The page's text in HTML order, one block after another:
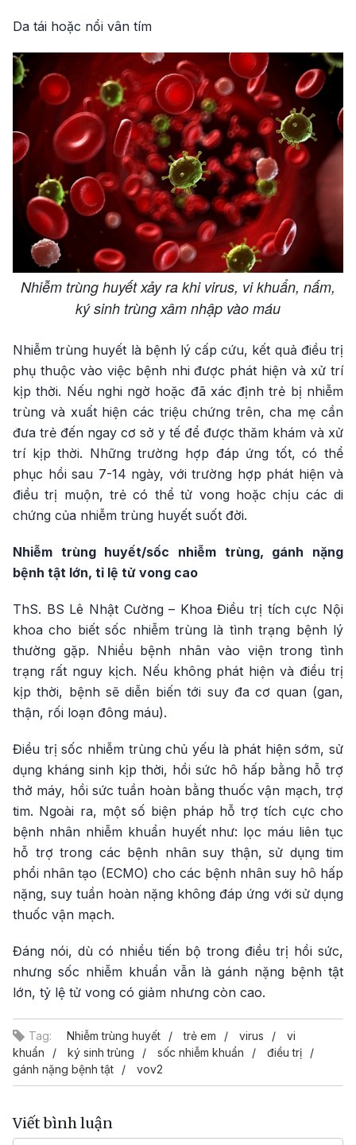
Da tái hoặc nổi vân tím
Nhiễm trùng huyết xảy ra khi virus, vi khuẩn, nấm,
ký sinh trùng xâm nhập vào máu
Nhiễm trùng huyết là bệnh lý cấp cứu, kết quả điều trị
phụ thuộc vào việc bệnh nhi được phát hiện và xử trí
kịp thời. Nếu nghi ngờ hoặc đã xác định trẻ bị nhiễm
trùng và xuất hiện các triệu chứng trên, cha mẹ cần
đưa trẻ đến ngay cơ sở y tế để được thăm khám và xử
trí kịp thời. Những trường hợp đáp ứng tốt, có thể
phục hồi sau 7-14 ngày, với trường hợp phát hiện và
điều trị muộn, trẻ có thể tử vong hoặc chịu các di
chứng của nhiễm trùng huyết suốt đời.
Nhiễm trùng huyết/sốc nhiễm trùng, gánh nặng
bệnh tật lớn, tỉ lệ tử vong cao
ThS. BS Lê Nhật Cường – Khoa Điều trị tích cực Nội
khoa cho biết sốc nhiễm trùng là tình trạng bệnh lý
thường gặp. Nhiều bệnh nhân vào viện trong tình
trạng rất nguy kịch. Nếu không phát hiện và điều trị
kịp thời, bệnh sẽ diễn biến tới suy đa cơ quan (gan,
thận, rối loạn đông máu).
Điều trị sốc nhiễm trùng chủ yếu là phát hiện sớm, sử
dụng kháng sinh kịp thời, hồi sức hô hấp bằng hỗ trợ
thở máy, hồi sức tuần hoàn bằng thuốc vận mạch, trợ
tim. Ngoài ra, một số biện pháp hỗ trợ tích cực cho
bệnh nhân nhiễm khuẩn huyết như: lọc máu liên tục
hỗ trợ trong các bệnh nhân suy thận, sử dụng tim
phổi nhân tạo (ECMO) cho các bệnh nhân suy hô hấp
nặng, suy tuần hoàn nặng không đáp ứng với sử dụng
thuốc vận mạch.
Đáng nói, dù có nhiều tiến bộ trong điều trị hồi sức,
nhưng sốc nhiễm khuẩn vẫn là gánh nặng bệnh tật
lớn, tỷ lệ tử vong có giảm nhưng còn cao.
Tag: Nhiễm trùng huyết trẻ em virus
vi
khuẩn
ký sinh trùng sốc nhiễm khuẩn
điều trị
gánh nặng bệnh tật
vov2
Viết bình luận